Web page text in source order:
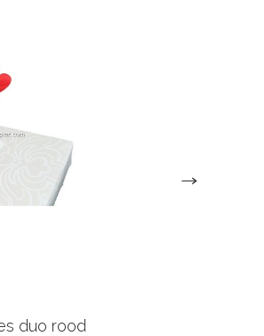
duo rood